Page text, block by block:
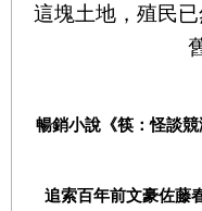
這塊土地，殖民
暢銷小說《筷：怪談
追索百年前文豪佐藤